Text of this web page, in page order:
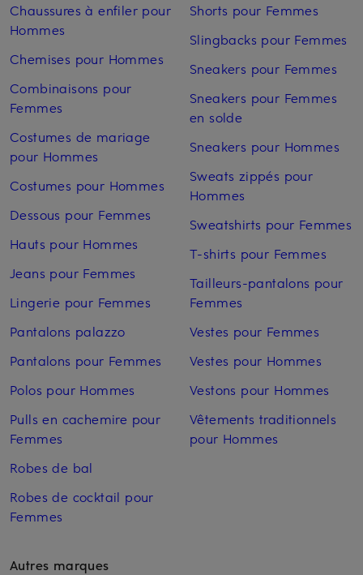
Chaussures à enfiler pour
Hommes
Chemises pour Hommes
Combinaisons pour
Femmes
Costumes de mariage
pour Hommes
Costumes pour Hommes
Dessous pour Femmes
Hauts pour Hommes
Jeans pour Femmes
Lingerie pour Femmes
Pantalons palazzo
Pantalons pour Femmes
Polos pour Hommes
Pulls en cachemire pour
Femmes
Robes de bal
Robes de cocktail pour
Femmes
Shorts pour Femmes
Slingbacks pour Femmes
Sneakers pour Femmes
Sneakers pour Femmes
en solde
Sneakers pour Hommes
Sweats zippés pour
Hommes
Sweatshirts pour Femmes
T-shirts pour Femmes
Tailleurs-pantalons pour
Femmes
Vestes pour Femmes
Vestes pour Hommes
Vestons pour Hommes
Vêtements traditionnels
pour Hommes
Autres marques